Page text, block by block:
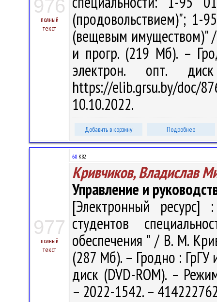
976
полный
текст
(продовольствием)"; 1-
(вещевым имуществом)" /
и прогр. (219 Мб). –
электрон. опт.
https://elib.grsu.by/
10.10.2022.
Добавить в корзину Подробнее
977
полный
текст
68 К82
Кривчиков, Владислав
Управление и
[Электронный ресурс]
студентов
обеспечения " / В. М.
(287 Мб). – Гродно : ГрГУ
диск (DVD-ROM). –
– 2022-1542. –